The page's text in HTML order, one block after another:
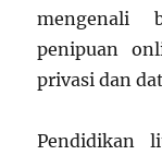
mengenali
penipuan
privasi dan
Pendidikan